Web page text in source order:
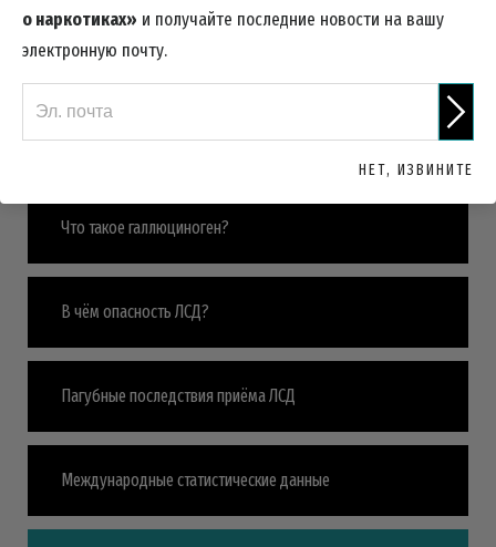
Что такое ЛСД?
Что такое галлюциноген?
В чём опасность ЛСД?
Пагубные последствия приёма ЛСД
Международные статистические данные
о наркотиках» и получайте последние новости на вашу
электронную почту.
НЕТ, ИЗВИНИТЕ